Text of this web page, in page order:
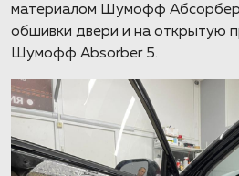
материалом Шумофф
обшивки двери и на открытую
Шумофф Absorber 5.